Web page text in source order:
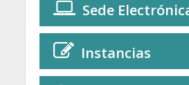
Sede
Instancias